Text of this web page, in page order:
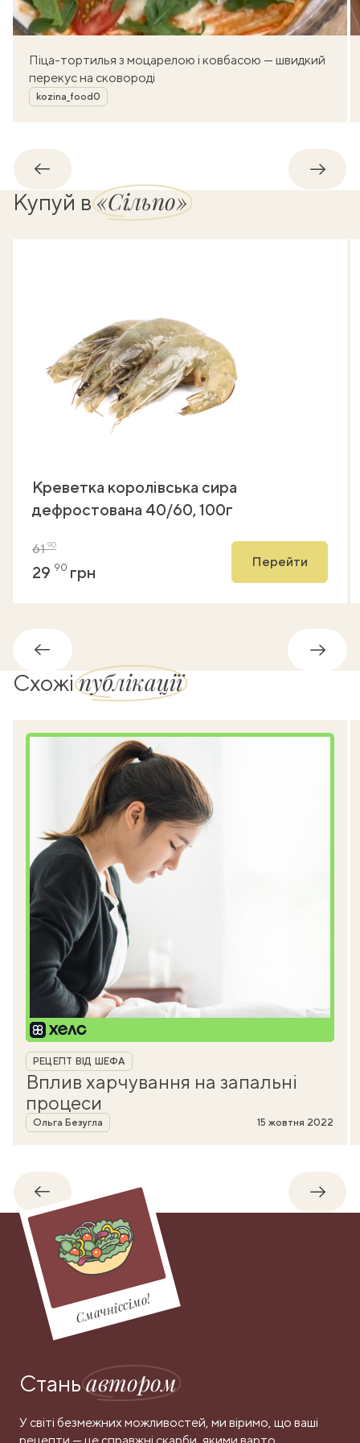
Піца-тортилья з моцарелою і ковбасою — швидкий
перекус на сковороді
Автор
kozina_food0
Назад
Купуй в«Сільпо»
Креветка королівська сира
дефростована 40/60, 100г
6190
29 90 грн
Перейти
Назад
Схожіпублікації
Рубрика
РЕЦЕПТ ВІД ШЕФА
Вплив харчування на запальні
процеси
Автор
Ольга Безугла 15 жовтня 2022
Назад
Смачніссімо!
Станьавтором
У світі безмежних можливостей, ми віримо, що ваші